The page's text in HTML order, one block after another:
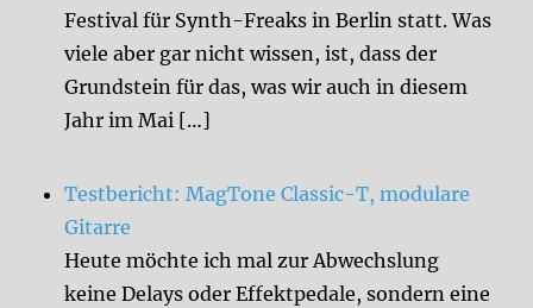
Festival für Synth-Freaks in Berlin statt. Was
viele aber gar nicht wissen, ist, dass der
Grundstein für das, was wir auch in diesem
Jahr im Mai […]
Testbericht: MagTone Classic-T, modulare
Gitarre
Heute möchte ich mal zur Abwechslung
keine Delays oder Effektpedale, sondern eine